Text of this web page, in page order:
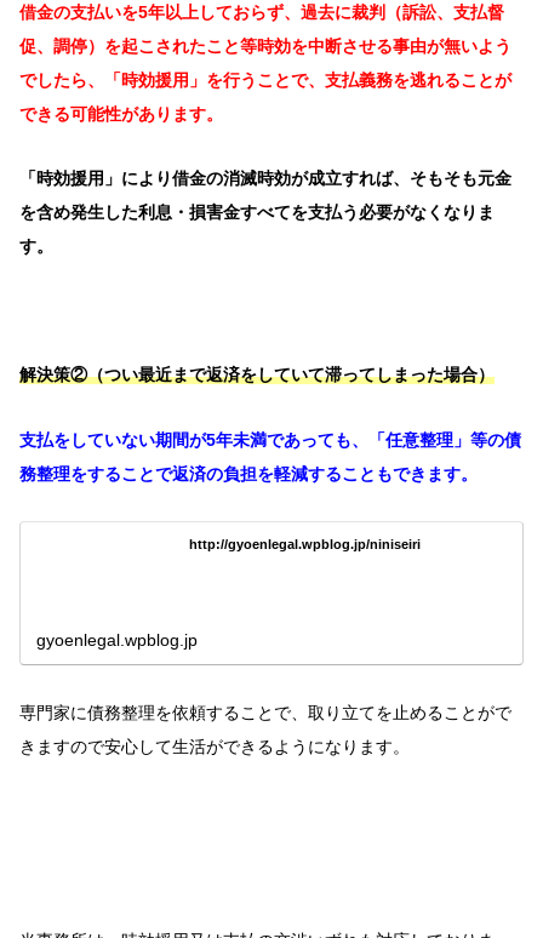
借金の支払いを5年以上しておらず、過去に裁判（訴訟、支払督
促、調停）を起こされたこと等時効を中断させる事由が無いよう
でしたら、「時効援用」を行うことで、支払義務を逃れることが
できる可能性があります。
「時効援用」により借金の消滅時効が成立すれば、そもそも元金
を含め発生した利息・損害金すべてを支払う必要がなくなりま
す。
解決策②（つい最近まで返済をしていて滞ってしまった場合）
支払をしていない期間が5年未満であっても、「任意整理」等の債
務整理をすることで返済の負担を軽減することもできます。
http://gyoenlegal.wpblog.jp/niniseiri
gyoenlegal.wpblog.jp
専門家に債務整理を依頼することで、取り立てを止めることがで
きますので安心して生活ができるようになります。